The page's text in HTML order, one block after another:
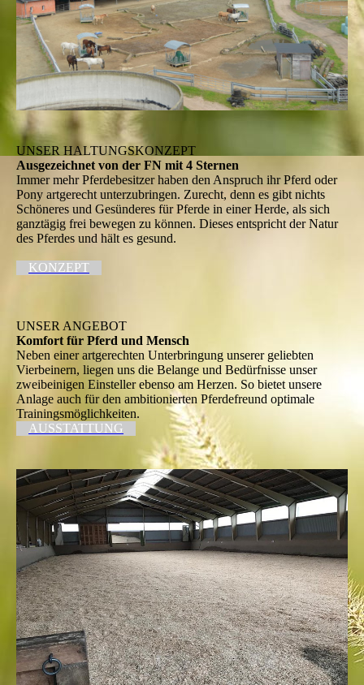
UNSER HALTUNGSKONZEPT
Ausgezeichnet von der FN mit 4 Sternen
Immer mehr Pferdebesitzer haben den Anspruch ihr Pferd oder
Pony artgerecht unterzubringen. Zurecht, denn es gibt nichts
Schöneres und Gesünderes für Pferde in einer Herde, als sich
ganztägig frei bewegen zu können. Dieses entspricht der Natur
des Pferdes und hält es gesund.
KONZEPT
UNSER ANGEBOT
Komfort für Pferd und Mensch
Neben einer artgerechten Unterbringung unserer geliebten
Vierbeinern, liegen uns die Belange und Bedürfnisse unser
zweibeinigen Einsteller ebenso am Herzen. So bietet unsere
Anlage auch für den ambitionierten Pferdefreund optimale
Trainingsmöglichkeiten.
AUSSTATTUNG